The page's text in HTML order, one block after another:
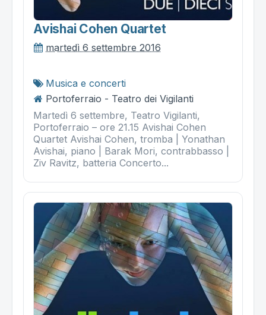
Avishai Cohen Quartet
martedì 6 settembre 2016
Musica e concerti
Portoferraio - Teatro dei Vigilanti
Martedì 6 settembre, Teatro Vigilanti,
Portoferraio – ore 21.15 Avishai Cohen
Quartet Avishai Cohen, tromba | Yonathan
Avishai, piano | Barak Mori, contrabbasso |
Ziv Ravitz, batteria Concerto...